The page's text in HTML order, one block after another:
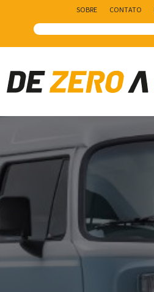
SOBRE CONTATO
Main Navigation